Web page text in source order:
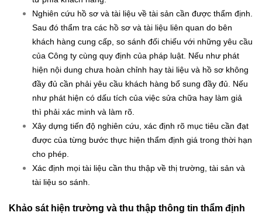
Nghiên cứu hồ sơ và tài liệu về tài sản cần được thẩm định.
Sau đó thẩm tra các hồ sơ và tài liệu liên quan do bên
khách hàng cung cấp, so sánh đối chiếu với những yêu cầu
của Công ty cùng quy định của pháp luật. Nếu như phát
hiện nội dung chưa hoàn chỉnh hay tài liệu và hồ sơ không
đầy đủ cần phải yêu cầu khách hàng bổ sung đầy đủ. Nếu
như phát hiện có dấu tích của việc sửa chữa hay làm giả
thì phải xác minh và làm rõ.
Xây dựng tiến độ nghiên cứu, xác định rõ mục tiêu cần đạt
được của từng bước thực hiện thẩm định giá trong thời hạn
cho phép.
Xác định mọi tài liệu cần thu thập về thị trường, tài sản và
tài liệu so sánh.
Khảo sát hiện trường và thu thập thông tin thẩm định